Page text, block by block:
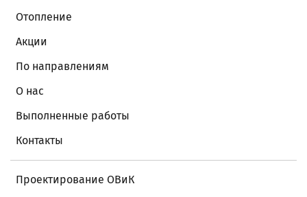
Отопление
Акции
По направлениям
О нас
Выполненные работы
Контакты
Проектирование ОВиК